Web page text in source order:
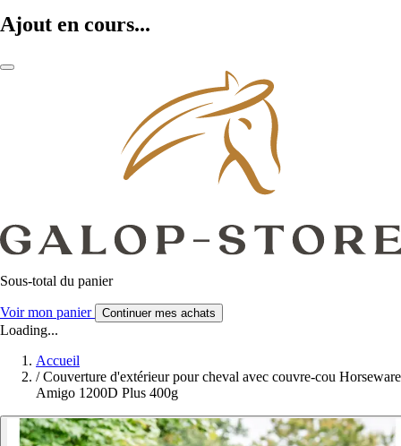
Ajout en cours...
Sous-total du panier
Voir mon panier Continuer mes achats
Loading...
Accueil
/ Couverture d'extérieur pour cheval avec couvre-cou Horseware
Amigo 1200D Plus 400g